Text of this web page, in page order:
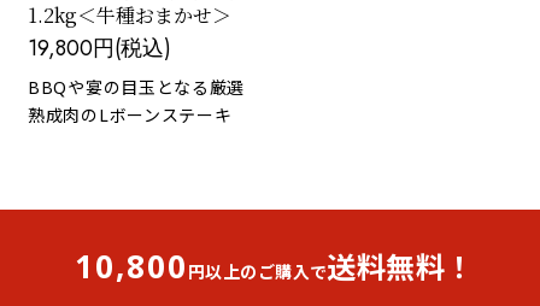
1.2kg＜牛種おまかせ＞
19,800円(税込)
BBQや宴の目玉となる厳選
熟成肉のLボーンステーキ
10,800 円以上のご購入で送料無料！